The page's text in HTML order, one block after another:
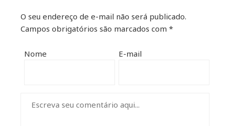
O seu endereço de e-mail não será publicado.
Campos obrigatórios são marcados com *
Nome E-mail